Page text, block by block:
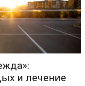
и лечение